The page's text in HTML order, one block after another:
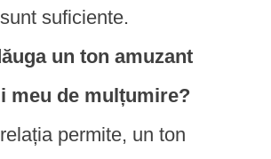
suficiente.
un ton amuzant
meu de mulțumire?
permite, un ton